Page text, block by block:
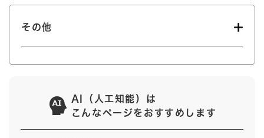
その他
AI（人工知能）は
こんなページをおすすめします